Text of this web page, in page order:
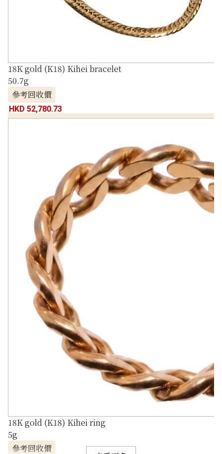
18K gold (K18) Kihei bracelet
50.7g
參考回收價
HKD 52,780.73
18K gold (K18) Kihei ring
5g
參考回收價